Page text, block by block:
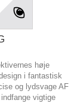
høje
i fantastisk
og lydsvage AF
vigtige